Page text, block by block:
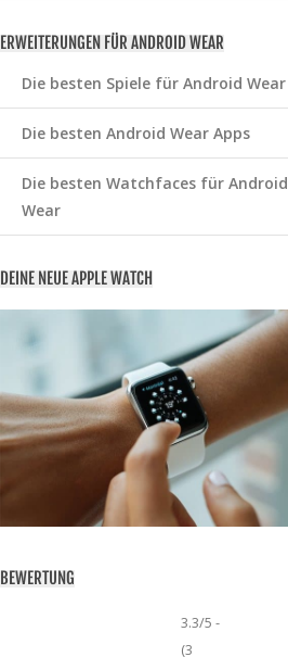
ERWEITERUNGEN FÜR ANDROID WEAR
Die besten Spiele für Android Wear
Die besten Android Wear Apps
Die besten Watchfaces für Android
Wear
DEINE NEUE APPLE WATCH
BEWERTUNG
3.3/5 -
(3